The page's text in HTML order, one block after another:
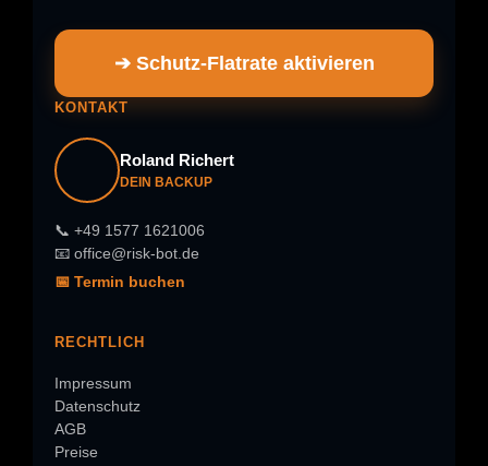
➔ Schutz-Flatrate aktivieren
KONTAKT
Roland Richert
DEIN BACKUP
📞 +49 1577 1621006
📧 office@risk-bot.de
📅 Termin buchen
RECHTLICH
Impressum
Datenschutz
AGB
Preise